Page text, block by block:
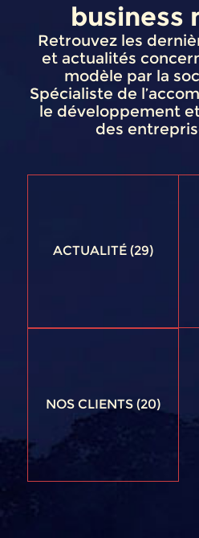
business
Retrouvez les
et actualités
modèle par la
Spécialiste de
le développement
des
ACTUALITÉ(29)
NOS CLIENTS(20)